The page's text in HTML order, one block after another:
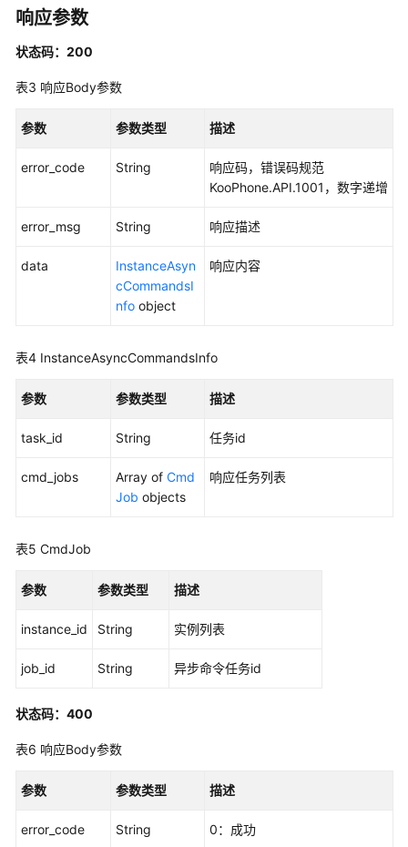
行
异
步
令
AsyncCommand
GetTask
例
态
量
询
BatchQueryStatus
响应参数
状态码：200
表3 响应Body参数
参数 参数类型 描述
error_code String
响应码，错误码规范
KooPhone.API.1001，数字递增
error_msg String 响应描述
data
InstanceAsyn
cCommandsI
nfo object
响应内容
表4 InstanceAsyncCommandsInfo
参数 参数类型 描述
task_id String 任务id
cmd_jobs Array of Cmd
Job objects
响应任务列表
表5 CmdJob
参数 参数类型 描述
instance_id String 实例列表
job_id String 异步命令任务id
状态码：400
表6 响应Body参数
参数 参数类型 描述
error_code String 0：成功